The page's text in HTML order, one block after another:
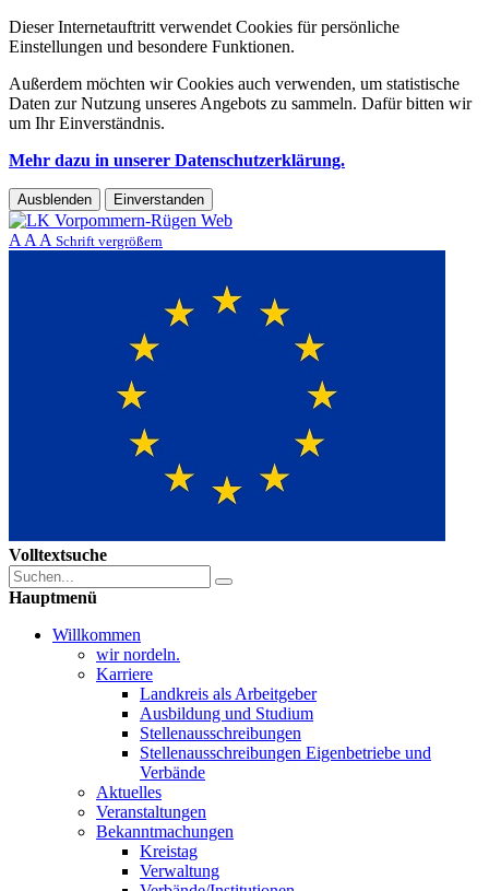
Dieser Internetauftritt verwendet Cookies für persönliche
Einstellungen und besondere Funktionen.
Außerdem möchten wir Cookies auch verwenden, um statistische
Daten zur Nutzung unseres Angebots zu sammeln. Dafür bitten wir
um Ihr Einverständnis.
Mehr dazu in unserer Datenschutzerklärung.
Ausblenden Einverstanden
A A A Schrift vergrößern
Volltextsuche
Hauptmenü
Willkommen
wir nordeln.
Karriere
Landkreis als Arbeitgeber
Ausbildung und Studium
Stellenausschreibungen
Stellenausschreibungen Eigenbetriebe und
Verbände
Aktuelles
Veranstaltungen
Bekanntmachungen
Kreistag
Verwaltung